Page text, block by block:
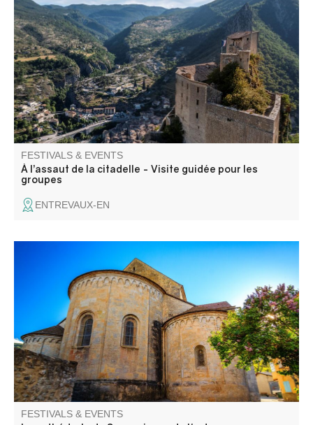
Ancien château fort, devenue citadelle puis prison, ce
monument d’Entrevaux témoigne des différentes phases
de fortifications de la ville.
FESTIVALS & EVENTS
À l’assaut de la citadelle - Visite guidée pour les
groupes
ENTREVAUX-EN
The ancient cathedral of Senez opens its doors to allow
you to admire its renowned religious furnishings, in a
monument typical of early Provencal Romanesque art.
FESTIVALS & EVENTS